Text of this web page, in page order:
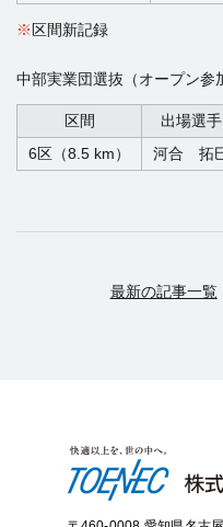
※ 区間新記録
中部実業団選抜（オープン参
区間 出場選手
6区（8.5 km）
河合 拓
最新の記事一覧